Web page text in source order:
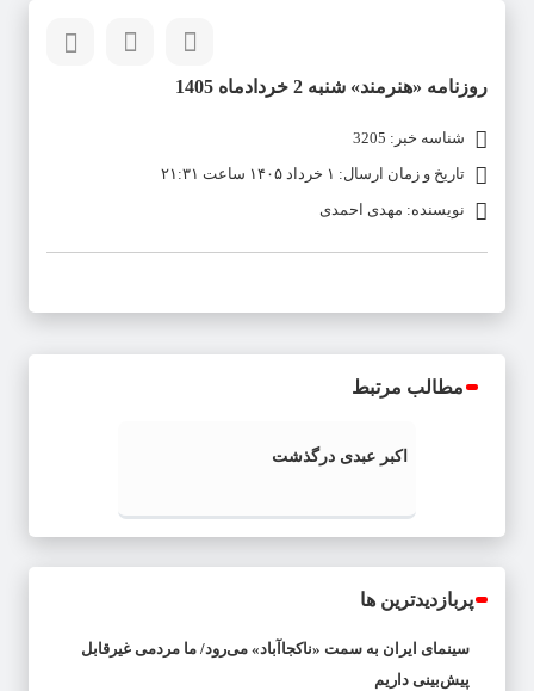
روزنامه «هنرمند» شنبه 2 خردادماه 1405
شناسه خبر: 3205
تاریخ و زمان ارسال: ۱ خرداد ۱۴۰۵ ساعت ۲۱:۳۱
نویسنده: مهدی احمدی
مطالب مرتبط
اکبر عبدی درگذشت
پربازدیدترین ها
سینمای ایران به سمت «ناکجاآباد» می‌رود/ ما مردمی غیرقابل
پیش‌بینی داریم